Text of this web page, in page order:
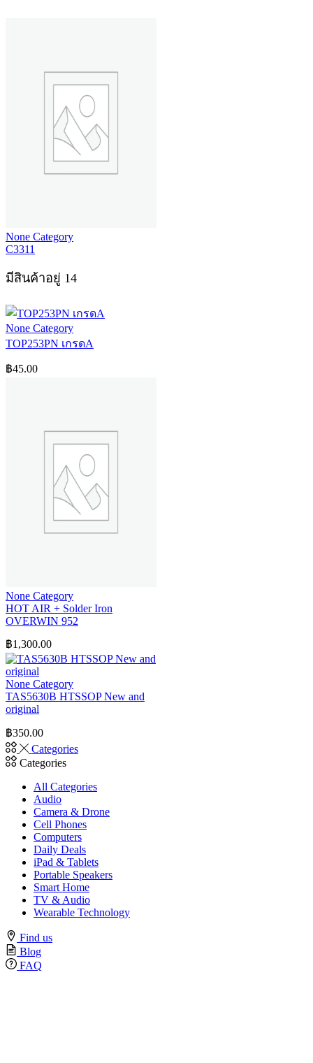
None Category
C3311
มีสินค้าอยู่ 14
None Category
TOP253PN เกรดA
฿45.00
None Category
HOT AIR + Solder Iron
OVERWIN 952
฿1,300.00
None Category
TAS5630B HTSSOP New and
original
฿350.00
Categories
Categories
All Categories
Audio
Camera & Drone
Cell Phones
Computers
Daily Deals
iPad & Tablets
Portable Speakers
Smart Home
TV & Audio
Wearable Technology
Find us
Blog
FAQ